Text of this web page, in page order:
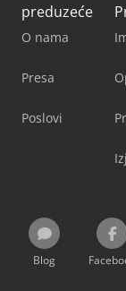
preduzeće
O nama
Presa
Poslovi
Blog